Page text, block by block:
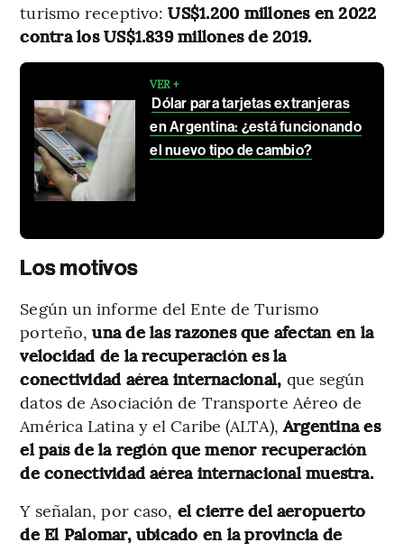
turismo receptivo: US$1.200 millones en 2022
contra los US$1.839 millones de 2019.
VER +
Dólar para tarjetas extranjeras
en Argentina: ¿está funcionando
el nuevo tipo de cambio?
Los motivos
Según un informe del Ente de Turismo
porteño, una de las razones que afectan en la
velocidad de la recuperación es la
conectividad aérea internacional, que según
datos de Asociación de Transporte Aéreo de
América Latina y el Caribe (ALTA),Argentina es
el país de la región que menor recuperación
de conectividad aérea internacional muestra.
Y señalan, por caso, el cierre del aeropuerto
de El Palomar, ubicado en la provincia de